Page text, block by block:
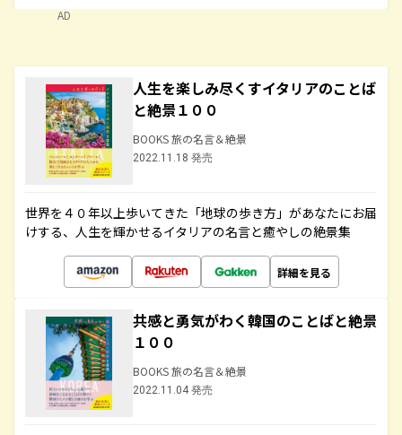
AD
人生を楽しみ尽くすイタリアのことば
と絶景１００
BOOKS 旅の名言＆絶景
2022.11.18 発売
世界を４０年以上歩いてきた「地球の歩き方」があなたにお届
けする、人生を輝かせるイタリアの名言と癒やしの絶景集
詳細を見る
共感と勇気がわく韓国のことばと絶景
１００
BOOKS 旅の名言＆絶景
2022.11.04 発売